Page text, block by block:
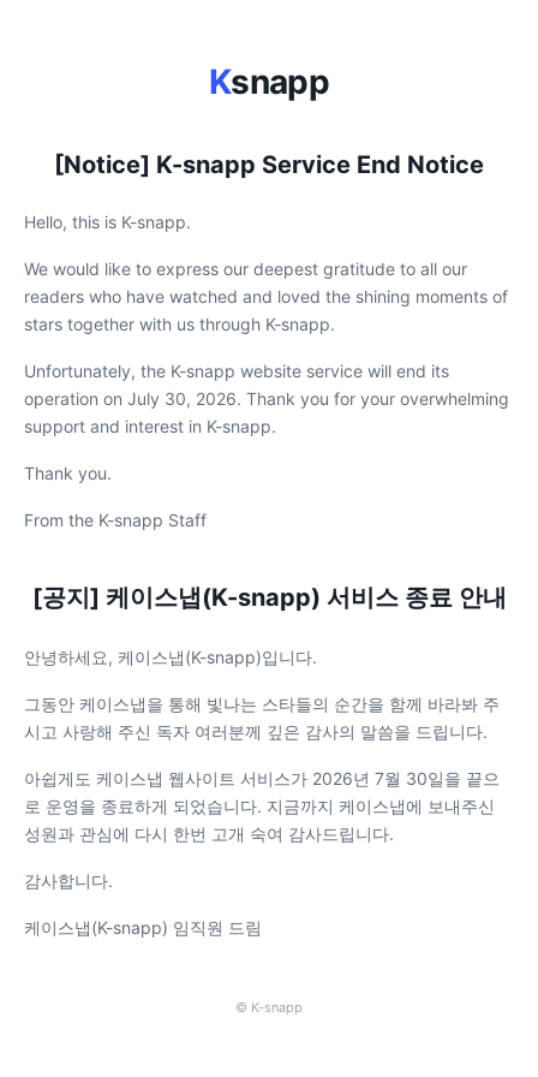
Ksnapp
[Notice] K-snapp Service End Notice
Hello, this is K-snapp.
We would like to express our deepest gratitude to all our
readers who have watched and loved the shining moments of
stars together with us through K-snapp.
Unfortunately, the K-snapp website service will end its
operation on July 30, 2026. Thank you for your overwhelming
support and interest in K-snapp.
Thank you.
From the K-snapp Staff
[공지] 케이스냅(K-snapp) 서비스 종료 안내
안녕하세요, 케이스냅(K-snapp)입니다.
그동안 케이스냅을 통해 빛나는 스타들의 순간을 함께 바라봐 주
시고 사랑해 주신 독자 여러분께 깊은 감사의 말씀을 드립니다.
아쉽게도 케이스냅 웹사이트 서비스가 2026년 7월 30일을 끝으
로 운영을 종료하게 되었습니다. 지금까지 케이스냅에 보내주신
성원과 관심에 다시 한번 고개 숙여 감사드립니다.
감사합니다.
케이스냅(K-snapp) 임직원 드림
© K-snapp